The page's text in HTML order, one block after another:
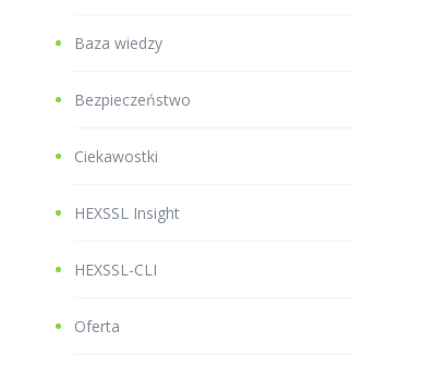
Baza wiedzy
Bezpieczeństwo
Ciekawostki
HEXSSL Insight
HEXSSL-CLI
Oferta